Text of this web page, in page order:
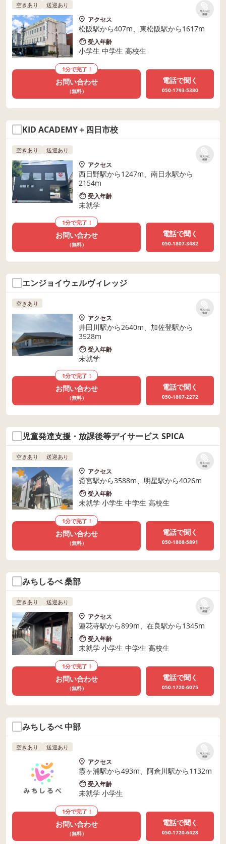
リストに
保存
空きあり 送迎あり
アクセス
松阪駅から407m、東松阪駅から1617m
受入年齢
小学生 中学生 高校生
1分で完了！
お問い合わせ
（無料）
電話で聞く
050-1793-5380
KID ACADEMY＋四日市校
リストに
保存
空きあり 送迎あり
アクセス
西日野駅から1247m、南日永駅から
2154m
受入年齢
未就学
1分で完了！
お問い合わせ
（無料）
電話で聞く
050-1807-3482
エンジョイウェルヴィレッジ
リストに
保存
空きあり
アクセス
井田川駅から2640m、加佐登駅から
3528m
受入年齢
未就学
1分で完了！
お問い合わせ
（無料）
電話で聞く
050-1807-2272
児童発達支援・放課後等デイサービス SPICA
リストに
保存
空きあり 送迎あり
アクセス
斎宮駅から3588m、明星駅から4026m
受入年齢
未就学 小学生 中学生 高校生
1分で完了！
お問い合わせ
（無料）
電話で聞く
050-1808-5891
みちしるべ 桑部
リストに
保存
空きあり 送迎あり
アクセス
蓮花寺駅から899m、在良駅から1345m
受入年齢
未就学 小学生 中学生 高校生
1分で完了！
お問い合わせ
（無料）
電話で聞く
050-1720-6075
みちしるべ 中部
リストに
保存
空きあり 送迎あり
アクセス
霞ヶ浦駅から493m、阿倉川駅から1132m
受入年齢
未就学 小学生
1分で完了！
お問い合わせ
（無料）
電話で聞く
050-1720-6428